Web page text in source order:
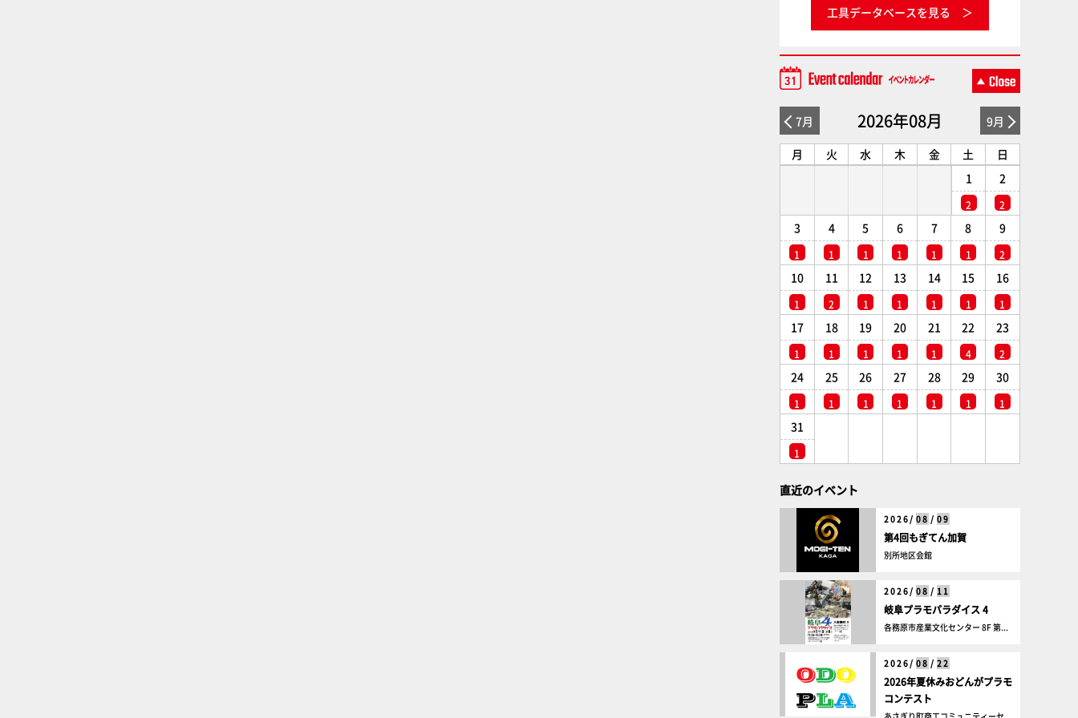
工具データベースを見る
7月 2026年08月 9月
月 火 水 木 金 土
日
1
2
2
2
3
1
4
1
5
1
6
1
7
1
8
1
9
2
10
1
11
2
12
1
13
1
14
1
15
1
16
1
17
1
18
1
19
1
20
1
21
1
22
4
23
2
24
1
25
1
26
1
27
1
28
1
29
1
30
1
31
1
直近のイベント
2026/ 08 / 09
第4回もぎてん加賀
別所地区会館
2026/ 08 / 11
岐阜プラモパラダイス 4
各務原市産業文化センター 8F 第...
2026/ 08 / 22
2026年夏休みおどんがプラモ
コンテスト